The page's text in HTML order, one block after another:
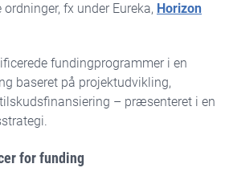
fx under Eureka, Horizon
fundingprogrammer i en
baseret på projektudvikling,
– præsenteret i en
for funding